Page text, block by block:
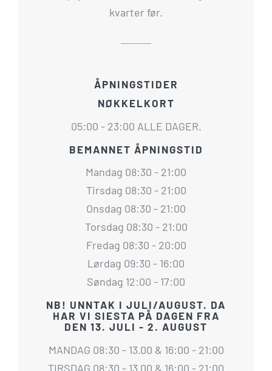
kvarter før.
ÅPNINGSTIDER
NØKKELKORT
05:00 - 23:00 ALLE DAGER.
BEMANNET ÅPNINGSTID
Mandag 08:30 - 21:00
Tirsdag 08:30 - 21:00
Onsdag 08:30 - 21:00
Torsdag 08:30 - 21:00
Fredag 08:30 - 20:00
Lørdag 09:30 - 16:00
Søndag 12:00 - 17:00
NB! UNNTAK I JULI/AUGUST. DA
HAR VI SIESTA PÅ DAGEN FRA
DEN 13. JULI - 2. AUGUST
MANDAG 08:30 - 13.00 & 16:00 - 21:00
TIRSDAG 08:30 - 13.00 & 16:00 - 21:00